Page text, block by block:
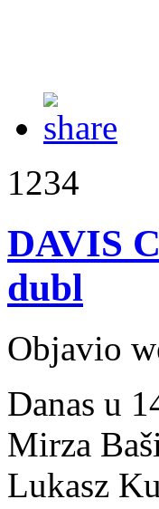
1234
DAVIS
dubl
Objavio
Danas u
Mirza
Lukasz